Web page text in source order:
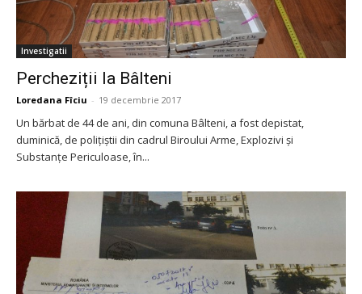
Investigatii
Percheziții la Bâlteni
Loredana Fîciu - 19 decembrie 2017
Un bărbat de 44 de ani, din comuna Bâlteni, a fost depistat,
duminică, de poliţiștii din cadrul Biroului Arme, Explozivi și
Substanţe Periculoase, în...